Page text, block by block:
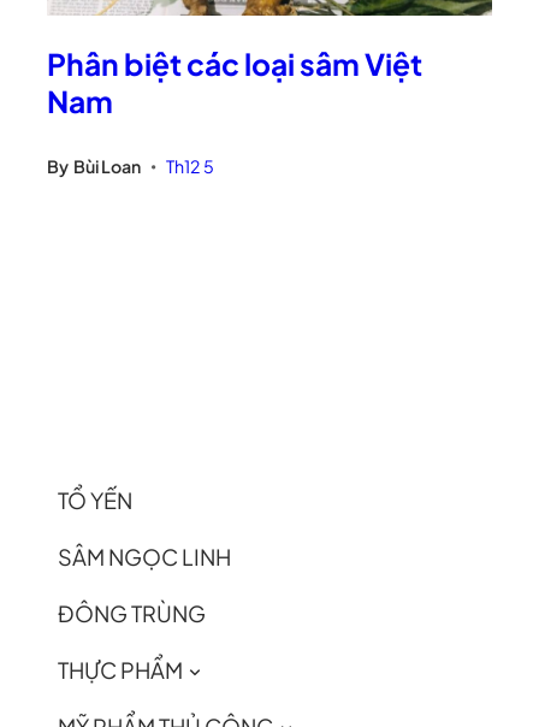
Phân biệt các loại sâm Việt
Nam
By Bùi Loan • Th12 5
TỔ YẾN
SÂM NGỌC LINH
ĐÔNG TRÙNG
THỰC PHẨM